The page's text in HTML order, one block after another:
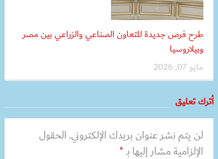
طرح فرص جديدة للتعاون الصناعي والزراعي بين مصر
وبيلاروسيا
مايو 07, 2026
أترك تعليق
لن يتم نشر عنوان بريدك الإلكتروني.الحقول
الإلزامية مشار إليها بـ*